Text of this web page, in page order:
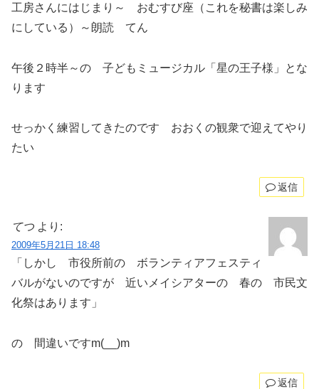
工房さんにはじまり～ おむすび座（これを秘書は楽しみ
にしている）～朗読 てん
午後２時半～の 子どもミュージカル「星の王子様」とな
ります
せっかく練習してきたのです おおくの観衆で迎えてやり
たい
返信
てつ より:
2009年5月21日 18:48
「しかし 市役所前の ボランティアフェスティ
バルがないのですが 近いメイシアターの 春の 市民文
化祭はあります」
の 間違いですm(__)m
返信